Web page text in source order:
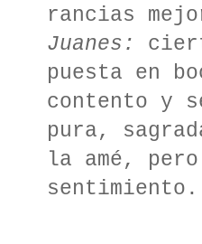
rancias
Juanes:
puesta en
contento y
pura,
la amé,
sentimiento.